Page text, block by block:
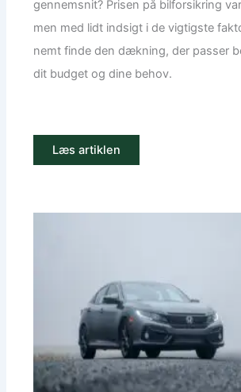
gennemsnit? Prisen på bilforsikring
men med lidt indsigt i de vigtigste
nemt finde den dækning, der passer
dit budget og dine behov.
Læs artiklen